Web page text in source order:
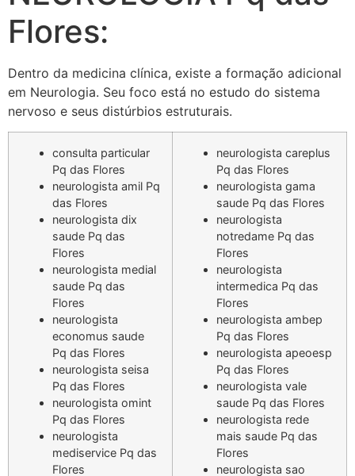
Flores:
Dentro da medicina clínica, existe a formação adicional
em Neurologia. Seu foco está no estudo do sistema
nervoso e seus distúrbios estruturais.
consulta particular
Pq das Flores
neurologista amil Pq
das Flores
neurologista dix
saude Pq das
Flores
neurologista medial
saude Pq das
Flores
neurologista
economus saude
Pq das Flores
neurologista seisa
Pq das Flores
neurologista omint
Pq das Flores
neurologista
mediservice Pq das
Flores
neurologista careplus
Pq das Flores
neurologista gama
saude Pq das Flores
neurologista
notredame Pq das
Flores
neurologista
intermedica Pq das
Flores
neurologista ambep
Pq das Flores
neurologista apeoesp
Pq das Flores
neurologista vale
saude Pq das Flores
neurologista rede
mais saude Pq das
Flores
neurologista sao